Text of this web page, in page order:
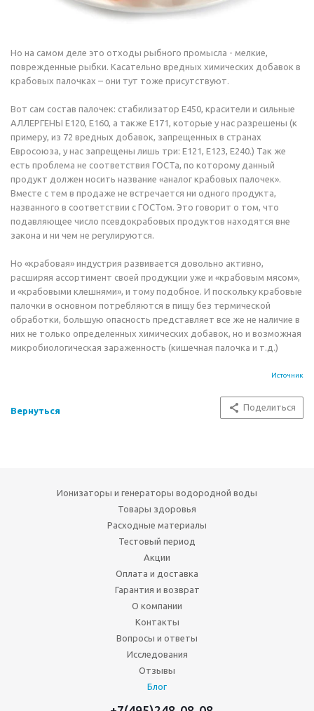
Но на самом деле это отходы рыбного промысла - мелкие,
поврежденные рыбки. Касательно вредных химических добавок в
крабовых палочках – они тут тоже присутствуют.
Вот сам состав палочек: стабилизатор Е450, красители и сильные
АЛЛЕРГЕНЫ Е120, Е160, а также Е171, которые у нас разрешены (к
примеру, из 72 вредных добавок, запрещенных в странах
Евросоюза, у нас запрещены лишь три: Е121, Е123, Е240.) Так же
есть проблема не соответствия ГОСТа, по которому данный
продукт должен носить название «аналог крабовых палочек».
Вместе с тем в продаже не встречается ни одного продукта,
названного в соответствии с ГОСТом. Это говорит о том, что
подавляющее число псевдокрабовых продуктов находятся вне
закона и ни чем не регулируются.
Но «крабовая» индустрия развивается довольно активно,
расширяя ассортимент своей продукции уже и «крабовым мясом»,
и «крабовыми клешнями», и тому подобное. И поскольку крабовые
палочки в основном потребляются в пищу без термической
обработки, большую опасность представляет все же не наличие в
них не только определенных химических добавок, но и возможная
микробиологическая зараженность (кишечная палочка и т.д.)
Источник
Вернуться Поделиться
Ионизаторы и генераторы водородной воды
Товары здоровья
Расходные материалы
Тестовый период
Акции
Оплата и доставка
Гарантия и возврат
О компании
Контакты
Вопросы и ответы
Исследования
Отзывы
Блог